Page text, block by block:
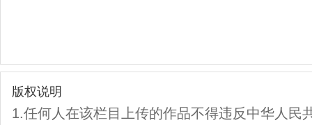
版权说明
1.任何人在该栏目上传的作品不得违反中华人民